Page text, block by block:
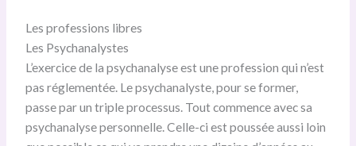
Les professions libres
Les Psychanalystes
L’exercice de la psychanalyse est une profession qui n’est
pas réglementée. Le psychanalyste, pour se former,
passe par un triple processus. Tout commence avec sa
psychanalyse personnelle. Celle-ci est poussée aussi loin